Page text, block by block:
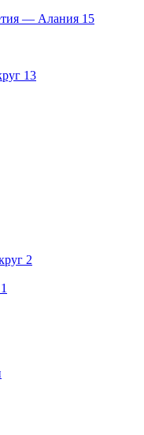
— Алания 15
13
2
1